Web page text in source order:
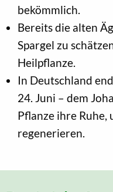
bekömmlich.
Bereits die alten
Spargel zu
Heilpflanze.
In Deutschland
24. Juni – dem
Pflanze ihre Ruhe,
regenerieren.